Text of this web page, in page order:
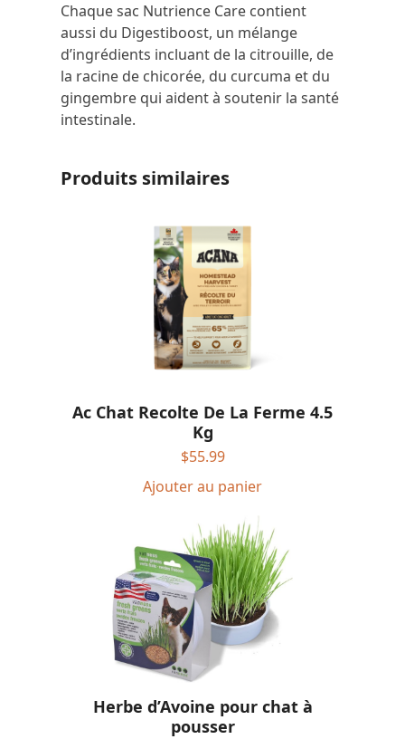
Chaque sac Nutrience Care contient
aussi du Digestiboost, un mélange
d’ingrédients incluant de la citrouille, de
la racine de chicorée, du curcuma et du
gingembre qui aident à soutenir la santé
intestinale.
Produits similaires
Ac Chat Recolte De La Ferme 4.5
Kg
$55.99
Ajouter au panier
Herbe d’Avoine pour chat à
pousser